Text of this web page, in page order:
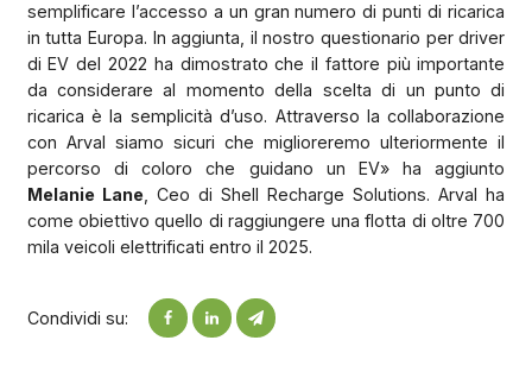
semplificare l’accesso a un gran numero di punti di ricarica
in tutta Europa. In aggiunta, il nostro questionario per driver
di EV del 2022 ha dimostrato che il fattore più importante
da considerare al momento della scelta di un punto di
ricarica è la semplicità d’uso. Attraverso la collaborazione
con Arval siamo sicuri che miglioreremo ulteriormente il
percorso di coloro che guidano un EV» ha aggiunto
Melanie Lane , Ceo di Shell Recharge Solutions. Arval ha
come obiettivo quello di raggiungere una flotta di oltre 700
mila veicoli elettrificati entro il 2025.
Condividi su: